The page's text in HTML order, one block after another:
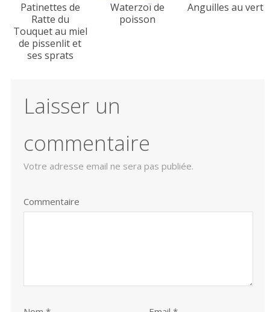
Patinettes de
Ratte du
Touquet au miel
de pissenlit et
ses sprats
Waterzoï de
poisson
Anguilles au vert
Laisser un
commentaire
Votre adresse email ne sera pas publiée.
Commentaire